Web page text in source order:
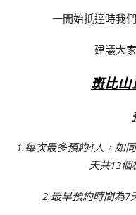
一開始抵達時我
建議大
斑比山
1.每次最多預約4人，如
天共13個
2.最早預約時間為7